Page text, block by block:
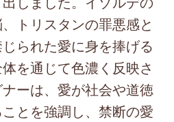
トリスタンの罪悪感と
られた愛に身を捧げる
を通じて色濃く反映さ
ーは、愛が社会や道徳
とを強調し、禁断の愛